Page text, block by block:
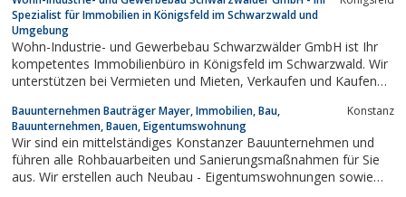
Spezialist für Immobilien in Königsfeld im Schwarzwald und
Umgebung
Wohn-Industrie- und Gewerbebau Schwarzwälder GmbH ist Ihr
kompetentes Immobilienbüro in Königsfeld im Schwarzwald. Wir
unterstützen bei Vermieten und Mieten, Verkaufen und Kaufen
Bauunternehmen Bauträger Mayer, Immobilien, Bau,
Bauunternehmen, Bauen, Eigentumswohnung
Konstanz
Wir sind ein mittelständiges Konstanzer Bauunternehmen und
führen alle Rohbauarbeiten und Sanierungsmaßnahmen für Sie
aus. Wir erstellen auch Neubau - Eigentumswohnungen sowie